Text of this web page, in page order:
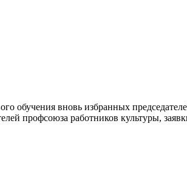
обучения вновь избранных
профсоюза работников культуры,